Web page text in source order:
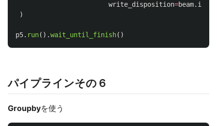
write_disposition=beam. io
)
p5. run().wait_until_finish()
パイプラインその６
Groupbyを使う